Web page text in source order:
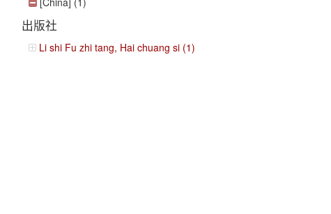
出版社
Li shi Fu zhi tang, Hai chuang si (1)